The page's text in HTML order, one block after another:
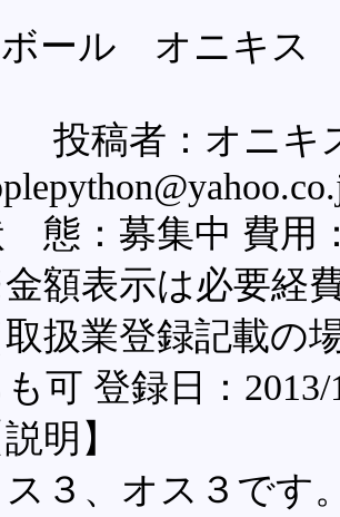
ール オニキス
稿者：オニキス
態：募集中 費用
額表示は必要経
取扱業登録記載の
も可 登録日：2013/
説明】
ス３、オス３です